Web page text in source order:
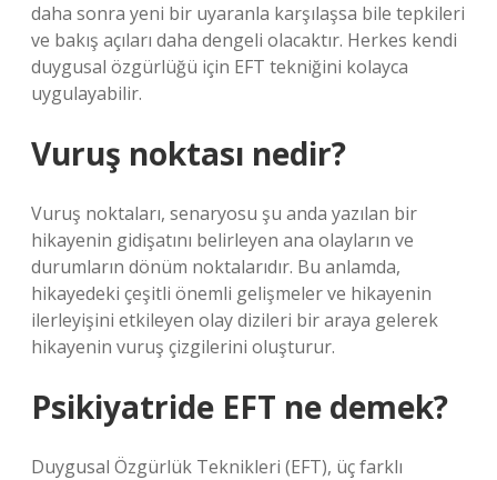
daha sonra yeni bir uyaranla karşılaşsa bile tepkileri
ve bakış açıları daha dengeli olacaktır. Herkes kendi
duygusal özgürlüğü için EFT tekniğini kolayca
uygulayabilir.
Vuruş noktası nedir?
Vuruş noktaları, senaryosu şu anda yazılan bir
hikayenin gidişatını belirleyen ana olayların ve
durumların dönüm noktalarıdır. Bu anlamda,
hikayedeki çeşitli önemli gelişmeler ve hikayenin
ilerleyişini etkileyen olay dizileri bir araya gelerek
hikayenin vuruş çizgilerini oluşturur.
Psikiyatride EFT ne demek?
Duygusal Özgürlük Teknikleri (EFT), üç farklı